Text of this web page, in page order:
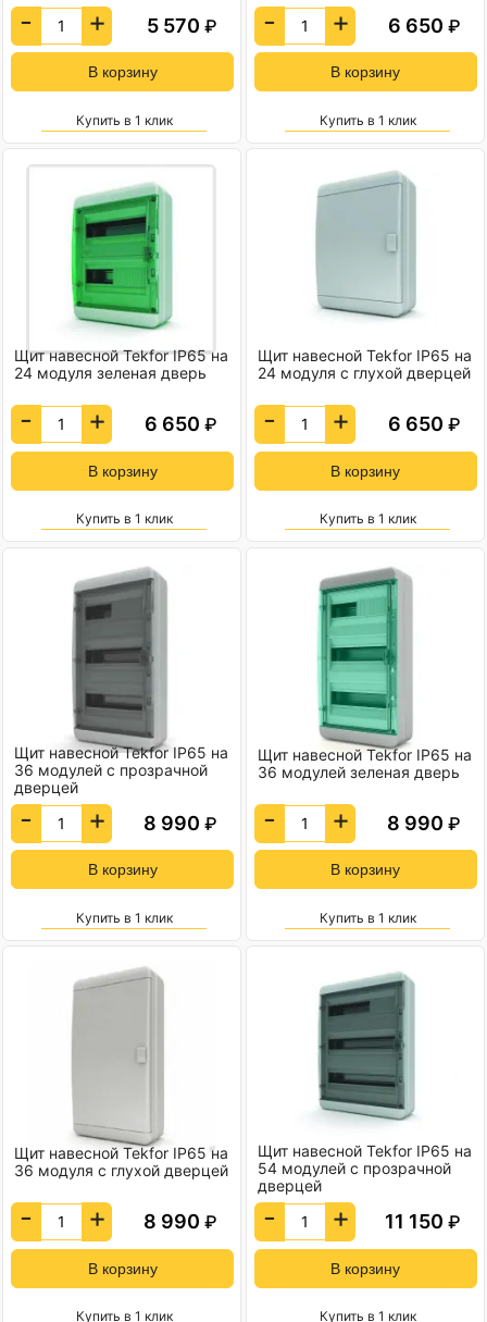
- + 5 570 ₽
Купить в 1 клик
- + 6 650 ₽
Купить в 1 клик
Щит навесной Tekfor IP65 на
24 модуля зеленая дверь
- + 6 650 ₽
Купить в 1 клик
Щит навесной Tekfor IP65 на
24 модуля с глухой дверцей
- + 6 650 ₽
Купить в 1 клик
Щит навесной Tekfor IP65 на
36 модулей с прозрачной
дверцей
- + 8 990 ₽
Купить в 1 клик
Щит навесной Tekfor IP65 на
36 модулей зеленая дверь
- + 8 990 ₽
Купить в 1 клик
Щит навесной Tekfor IP65 на
36 модуля с глухой дверцей
- + 8 990 ₽
Купить в 1 клик
Щит навесной Tekfor IP65 на
54 модулей с прозрачной
дверцей
- + 11 150 ₽
Купить в 1 клик